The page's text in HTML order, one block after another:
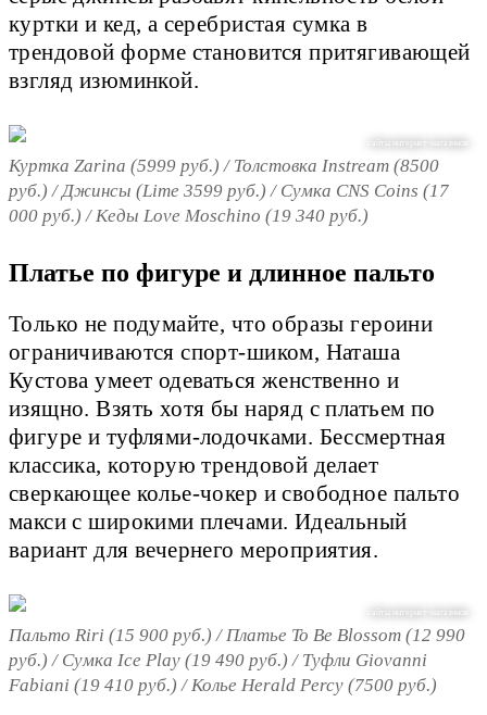
куртки и кед, а серебристая сумка в
трендовой форме становится притягивающей
взгляд изюминкой.
сайты интернет-магазинов
Куртка Zarina (5999 руб.) / Толстовка Instream (8500
руб.) / Джинсы (Lime 3599 руб.) / Сумка CNS Coins (17
000 руб.) / Кеды Love Moschino (19 340 руб.)
Платье по фигуре и длинное пальто
Только не подумайте, что образы героини
ограничиваются спорт-шиком, Наташа
Кустова умеет одеваться женственно и
изящно. Взять хотя бы наряд с платьем по
фигуре и туфлями-лодочками. Бессмертная
классика, которую трендовой делает
сверкающее колье-чокер и свободное пальто
макси с широкими плечами. Идеальный
вариант для вечернего мероприятия.
сайты интернет-магазинов
Пальто Riri (15 900 руб.) / Платье To Be Blossom (12 990
руб.) / Сумка Ice Play (19 490 руб.) / Туфли Giovanni
Fabiani (19 410 руб.) / Колье Herald Percy (7500 руб.)